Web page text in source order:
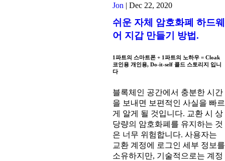
Jon | Dec 22, 2020
쉬운 자체 암호화폐 하드웨
어 지갑 만들기 방법.
1파트의 스마트폰 + 1파트의 노하우 = Cloak
코인용 개인용, Do-it-self 콜드 스토리지 입니
다
블록체인 공간에서 충분한 시간
을 보내면 보편적인 사실을 빠르
게 알게 될 것입니다. 교환 시 상
당량의 암호화폐를 유지하는 것
은 너무 위험합니다. 사용자는
교환 계정에 로그인 세부 정보를
소유하지만, 기술적으로는 계정